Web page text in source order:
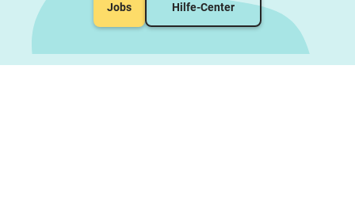
Jobs Hilfe-Center